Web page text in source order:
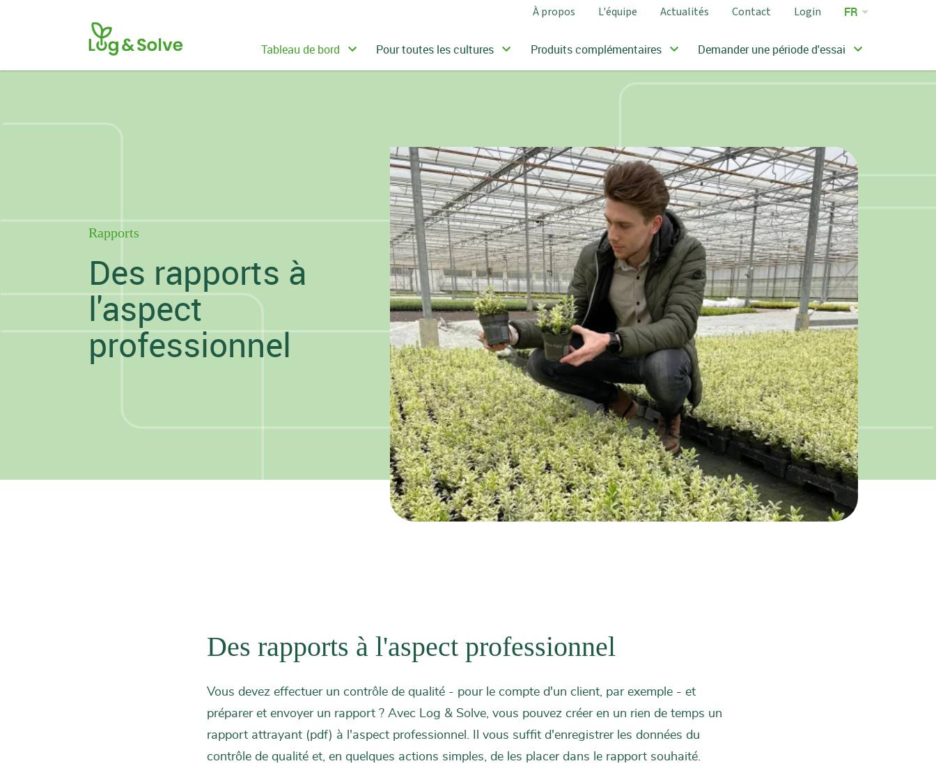
À propos L'équipe Actualités Contact Login
FR
DE
NL
Tableau de bord Pour toutes les cultures Produits complémentaires Demander une période d'essai
Rapports
Des rapports à
l'aspect
professionnel
Des rapports à l'aspect professionnel
Vous devez effectuer un contrôle de qualité - pour le compte d'un client, par exemple - et
préparer et envoyer un rapport ? Avec Log & Solve, vous pouvez créer en un rien de temps un
rapport attrayant (pdf) à l'aspect professionnel. Il vous suffit d'enregistrer les données du
contrôle de qualité et, en quelques actions simples, de les placer dans le rapport souhaité.